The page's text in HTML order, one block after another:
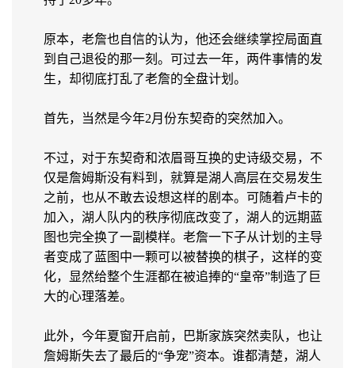
原本，老詹也自信的认为，他还会继续掌控局面直
到自己退役的那一刻。可过去一年，两件事情的发
生，却彻底打乱了老詹的全盘计划。
首先，当然是今年2月份东契奇的突然加入。
不过，对于东契奇和浓眉哥互换的史诗级交易，不
仅是詹姆斯没有料到，就算是湖人高层在交易发生
之前，也从不敢去设想这样的剧本。可随着卢卡的
加入，湖人队内的秩序彻底改变了，湖人的远期蓝
图也完全换了一副模样。老詹一下子从计划的主导
者变成了蓝图中一颗可以被替换的棋子，这样的变
化，显然给整个生涯都在被追捧的“皇帝”制造了巨
大的心理落差。
此外，今年夏窗开启前，巴斯家族突然卖队，也让
詹姆斯失去了最后的“争宠”资本。谁都清楚，湖人